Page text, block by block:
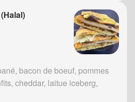
bacon de boeuf, pommes
cheddar, laitue iceberg,